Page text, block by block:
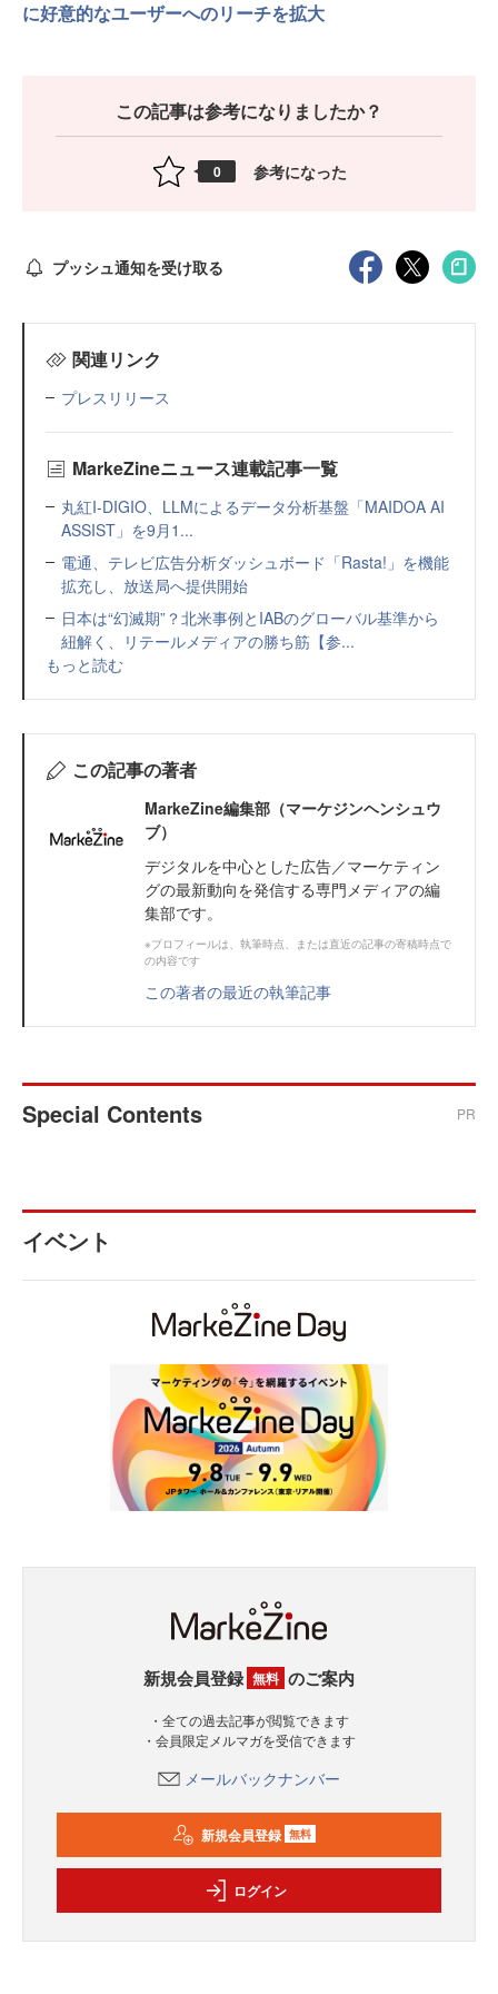
に好意的なユーザーへのリーチを拡大
この記事は参考になりましたか？
0 参考になった
プッシュ通知を受け取る
関連リンク
プレスリリース
MarkeZineニュース連載記事一覧
丸紅I-DIGIO、LLMによるデータ分析基盤「MAIDOA AI
ASSIST」を9月1...
電通、テレビ広告分析ダッシュボード「Rasta!」を機能
拡充し、放送局へ提供開始
日本は“幻滅期”？北米事例とIABのグローバル基準から
紐解く、リテールメディアの勝ち筋【参...
もっと読む
この記事の著者
MarkeZine編集部（マーケジンヘンシュウ
ブ）
デジタルを中心とした広告／マーケティン
グの最新動向を発信する専門メディアの編
集部です。
※プロフィールは、執筆時点、または直近の記事の寄稿時点で
の内容です
この著者の最近の執筆記事
Special Contents PR
イベント
新規会員登録 無料 のご案内
・全ての過去記事が閲覧できます
・会員限定メルマガを受信できます
メールバックナンバー
新規会員登録 無料
ログイン